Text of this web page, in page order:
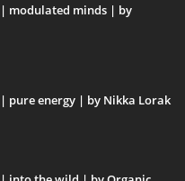
modulated minds | by
pure energy | by Nikka Lorak